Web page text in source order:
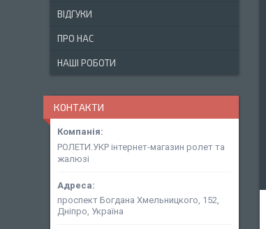
ВІДГУКИ
ПРО НАС
НАШІ РОБОТИ
КОНТАКТИ
РОЛЕТИ.УКР інтернет-магазин ролет та
жалюзі
проспект Богдана Хмельницкого, 152,
Дніпро, Україна